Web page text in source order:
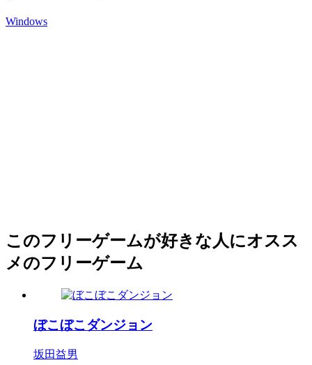
Windows
このフリーゲームが好きな人にオスス
メのフリーゲーム
ぼこぼこダンジョン
坂田益男